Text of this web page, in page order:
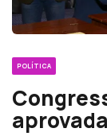
POLÍTICA